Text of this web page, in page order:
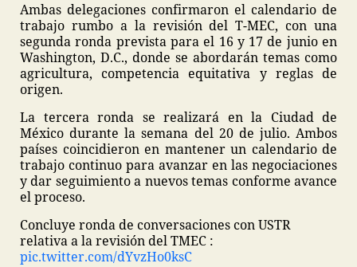
Ambas delegaciones confirmaron el calendario de
trabajo rumbo a la revisión del T-MEC, con una
segunda ronda prevista para el 16 y 17 de junio en
Washington, D.C., donde se abordarán temas como
agricultura, competencia equitativa y reglas de
origen.
La tercera ronda se realizará en la Ciudad de
México durante la semana del 20 de julio. Ambos
países coincidieron en mantener un calendario de
trabajo continuo para avanzar en las negociaciones
y dar seguimiento a nuevos temas conforme avance
el proceso.
Concluye ronda de conversaciones con USTR
relativa a la revisión del TMEC :
pic.twitter.com/dYvzHo0ksC